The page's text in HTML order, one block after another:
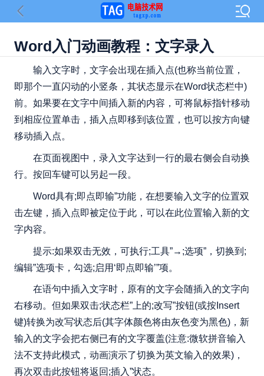
Word入门动画教程：文字录入
输入文字时，文字会出现在插入点(也称当前位置，
即那个一直闪动的小竖条，其状态显示在Word状态栏中)
前。如果要在文字中间插入新的内容，可将鼠标指针移动
到相应位置单击，插入点即移到该位置，也可以按方向键
移动插入点。
在页面视图中，录入文字达到一行的最右侧会自动换
行。按回车键可以另起一段。
Word具有;即点即输”功能，在想要输入文字的位置双
击左键，插入点即被定位于此，可以在此位置输入新的文
字内容。
提示:如果双击无效，可执行;工具”→;选项”，切换到;
编辑”选项卡，勾选;启用‘即点即输’”项。
在语句中插入文字时，原有的文字会随插入的文字向
右移动。但如果双击;状态栏”上的;改写”按钮(或按Insert
键)转换为改写状态后(其字体颜色将由灰色变为黑色)，新
输入的文字会把右侧已有的文字覆盖(注意:微软拼音输入
法不支持此模式，动画演示了切换为英文输入的效果)，
再次双击此按钮将返回;插入”状态。